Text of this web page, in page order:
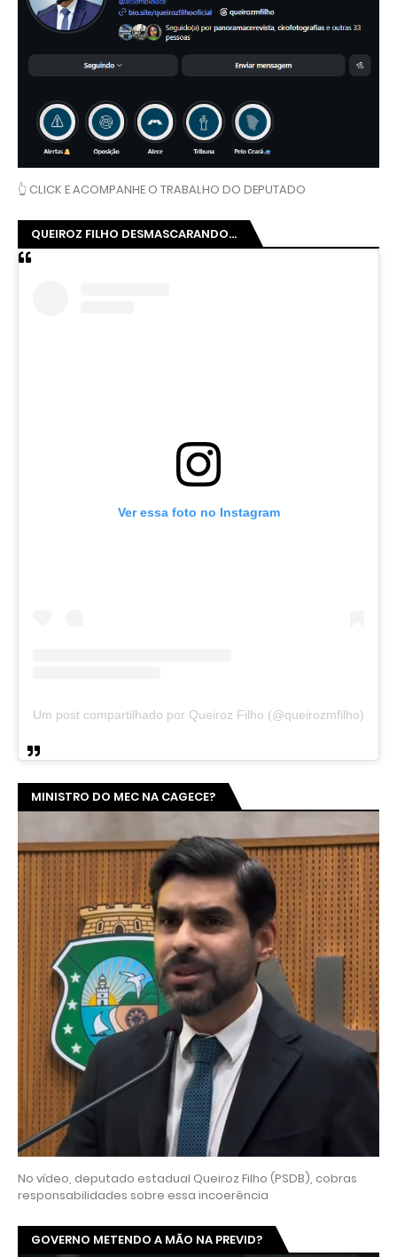
👆 CLICK E ACOMPANHE O TRABALHO DO DEPUTADO
QUEIROZ FILHO DESMASCARANDO...
Ver essa foto no Instagram
Um post compartilhado por Queiroz Filho (@queirozmfilho)
MINISTRO DO MEC NA CAGECE?
No vídeo, deputado estadual Queiroz Filho (PSDB), cobras
responsabilidades sobre essa incoerência
GOVERNO METENDO A MÃO NA PREVID?